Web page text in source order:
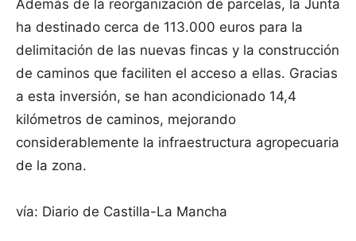
Además de la reorganización de parcelas, la Junta
ha destinado cerca de 113.000 euros para la
delimitación de las nuevas fincas y la construcción
de caminos que faciliten el acceso a ellas. Gracias
a esta inversión, se han acondicionado 14,4
kilómetros de caminos, mejorando
considerablemente la infraestructura agropecuaria
de la zona.
vía: Diario de Castilla-La Mancha